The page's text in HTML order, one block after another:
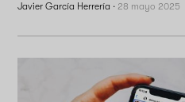
Javier García Herrería ·28 mayo 2025